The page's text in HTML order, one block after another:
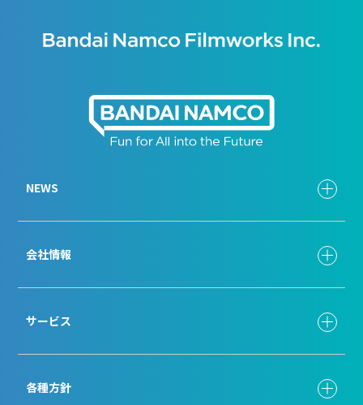
NEWS
会社情報
サービス
各種方針